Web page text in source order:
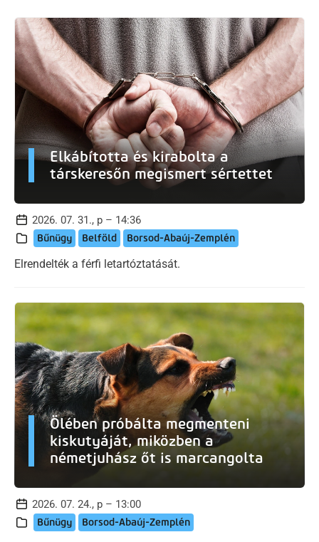
Elkábította és kirabolta a
társkeresőn megismert sértettet
2026. 07. 31., p – 14:36
Bűnügy Belföld Borsod-Abaúj-Zemplén
Elrendelték a férfi letartóztatását.
Ölében próbálta megmenteni
kiskutyáját, miközben a
németjuhász őt is marcangolta
2026. 07. 24., p – 13:00
Bűnügy Borsod-Abaúj-Zemplén